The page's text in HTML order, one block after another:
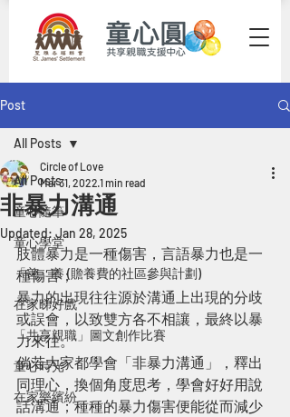
Post
All Posts
童心隨筆
童心學堂
「善」養 (贍養費的社區參與計劃)
在家睇好戲
「共享親職」圖文創作比賽
童心時光
在家樂繽紛
All Posts
非暴力溝通
Circle of Love
Mar 31, 2022 1 min read
Updated: Jan 28, 2025
肢體暴力是一種傷害，言語暴力也是一
種傷害；
暴力的出現往往源於溝通上出現的分歧
或誤會，以致雙方各不相讓，最終以暴
力來往。
倘若大家都學會「非暴力溝通」，釋出
同理心，換個角度思考，學會好好用說
話溝通；種種的暴力傷害便能從而減少